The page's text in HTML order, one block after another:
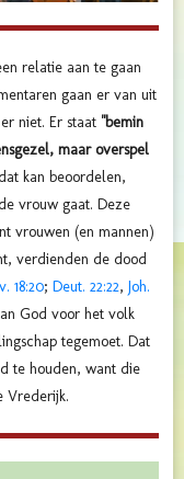
relatie aan te gaan
gaan er van uit
niet. Er staat "bemin
gezel, maar overspel
kan beoordelen,
vrouw gaat. Deze
vrouwen (en mannen)
verdienden de dood
18:20; Deut. 22:22, Joh.
God voor het volk
tegemoet. Dat
te houden, want die
Vrederijk.